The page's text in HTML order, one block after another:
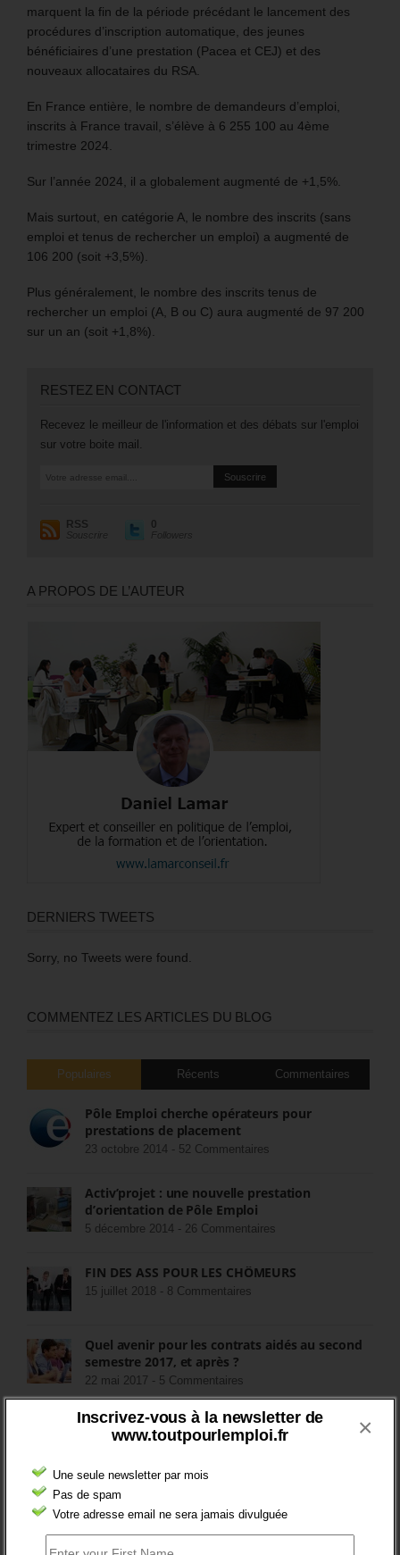
Inscrivez-vous à la newsletter de
www.toutpourlemploi.fr
Une seule newsletter par mois
Pas de spam
Votre adresse email ne sera jamais divulguée
×
marquent la fin de la période précédant le lancement des
procédures d’inscription automatique, des jeunes
bénéficiaires d’une prestation (Pacea et CEJ) et des
nouveaux allocataires du RSA.
En France entière, le nombre de demandeurs d’emploi,
inscrits à France travail, s’élève à 6 255 100 au 4ème
trimestre 2024.
Sur l’année 2024, il a globalement augmenté de +1,5%.
Mais surtout, en catégorie A, le nombre des inscrits (sans
emploi et tenus de rechercher un emploi) a augmenté de
106 200 (soit +3,5%).
Plus généralement, le nombre des inscrits tenus de
rechercher un emploi (A, B ou C) aura augmenté de 97 200
sur un an (soit +1,8%).
RESTEZ EN CONTACT
Recevez le meilleur de l'information et des débats sur l'emploi
sur votre boite mail.
RSS
Souscrire
0
Followers
A PROPOS DE L’AUTEUR
DERNIERS TWEETS
Sorry, no Tweets were found.
COMMENTEZ LES ARTICLES DU BLOG
Populaires Récents Commentaires
Pôle Emploi cherche opérateurs pour
prestations de placement
23 octobre 2014 - 52 Commentaires
Activ’projet : une nouvelle prestation
d’orientation de Pôle Emploi
5 décembre 2014 - 26 Commentaires
FIN DES ASS POUR LES CHÔMEURS
15 juillet 2018 - 8 Commentaires
Quel avenir pour les contrats aidés au second
semestre 2017, et après ?
22 mai 2017 - 5 Commentaires
Baisse des financements des missions locales
attendue pour 2016.
RÉDIGEZ UNE LIBRE TRIBUNE SUR LES POLITIQUES
DE L’EMPLOI